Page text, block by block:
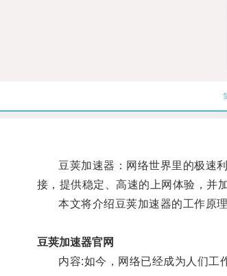
豆荚加速器：网络世界里的极速利
接，提供稳定、高速的上网体验，并
本文将介绍豆荚加速器的工作原理
豆荚加速器官网
内容:如今，网络已经成为人们工作